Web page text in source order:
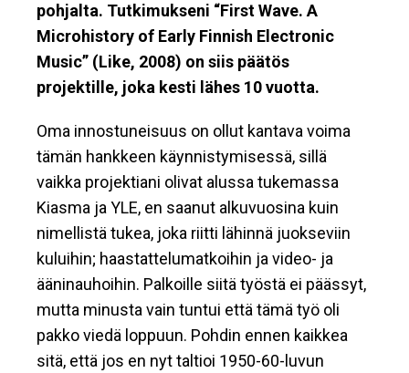
pohjalta. Tutkimukseni “First Wave. A
Microhistory of Early Finnish Electronic
Music” (Like, 2008) on siis päätös
projektille, joka kesti lähes 10 vuotta.
Oma innostuneisuus on ollut kantava voima
tämän hankkeen käynnistymisessä, sillä
vaikka projektiani olivat alussa tukemassa
Kiasma ja YLE, en saanut alkuvuosina kuin
nimellistä tukea, joka riitti lähinnä juokseviin
kuluihin; haastattelumatkoihin ja video- ja
ääninauhoihin. Palkoille siitä työstä ei päässyt,
mutta minusta vain tuntui että tämä työ oli
pakko viedä loppuun. Pohdin ennen kaikkea
sitä, että jos en nyt taltioi 1950-60-luvun